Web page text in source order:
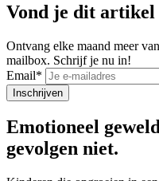
Vond je dit artikel
Ontvang elke maand meer
mailbox. Schrijf je nu in!
Email*
Inschrijven
Emotioneel
gevolgen niet.